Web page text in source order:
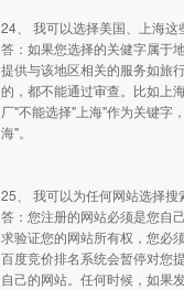
24、 我可以选择美国、上海
答：如果您选择的关健字属于
提供与该地区相关的服务如旅
的，都不能通过审查。比如上
厂"不能选择"上海"作为关键字
海"。
25、 我可以为任何网站选择
答：您注册的网站必须是您自
求验证您的网站所有权，您必
百度竞价排名系统会暂停对您
自己的网站。任何时候，如果